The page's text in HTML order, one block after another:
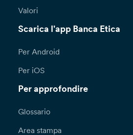
Valori
Scarica l'app Banca Etica
Per Android
Per iOS
Per approfondire
Glossario
Area stampa